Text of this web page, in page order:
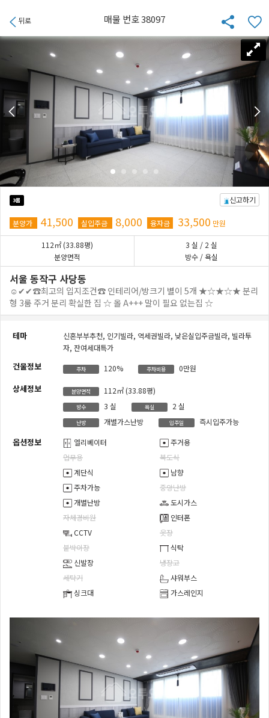
매물 번호 38097
뒤로
신고하기
3룸
분양가 41,500 실입주금 8,000 융자금 33,500 만원
112㎡ (33.88평)
분양면적
3 실 / 2 실
방수 / 욕실
서울 동작구 사당동
☺✔✔☎최고의 입지조건☎ 인테리어/방크기 별이 5개 ★☆★☆★ 분리
형 3룸 주거 분리 확실한 집 ☆ 올 A+++ 말이 필요 없는집 ☆
테마 신혼부부추천, 인기빌라, 역세권빌라, 낮은실입주금빌라, 빌라투
자, 잔여세대특가
건물정보 주차 120% 주차비용 0만원
상세정보 분양면적 112㎡ (33.88평)
방수 3 실 욕실 2 실
난방 개별가스난방 입주일 즉시입주가능
옵션정보 엘리베이터
주거용
업무용
복도식
계단식
남향
주차가능
중앙난방
개별난방
도시가스
자체경비원
인터폰
CCTV
옷장
붙박이장
식탁
신발장
냉장고
세탁기
샤워부스
싱크대
가스레인지